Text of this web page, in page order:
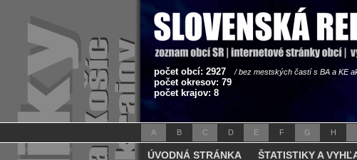
počet obcí: 2927 / bez mestských častí s BA a KE
počet okresov: 79
počet krajov: 8
A B C D E F G H
ÚVODNÁ STRÁNKA ŠTATISTIKY A